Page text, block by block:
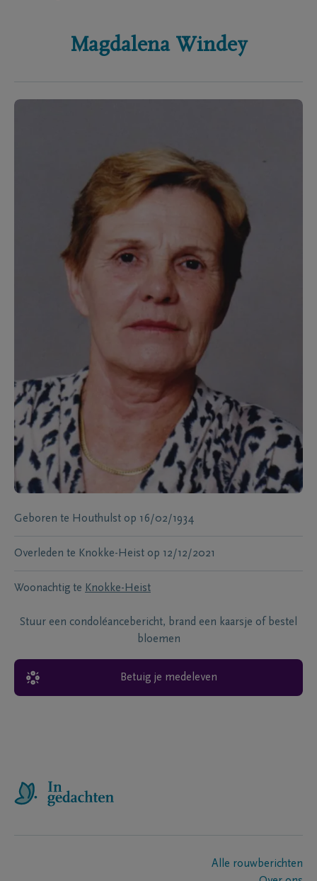
Magdalena Windey
Geboren te Houthulst op 16/02/1934
Overleden te Knokke-Heist op 12/12/2021
Woonachtig te Knokke-Heist
Stuur een condoléancebericht, brand een kaarsje of bestel
bloemen
Betuig je medeleven
Alle rouwberichten